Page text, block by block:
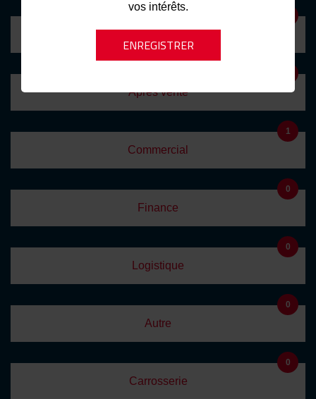
Après vente
Commercial
1
Finance
0
Logistique
0
Autre
0
Carrosserie
0
vos intérêts.